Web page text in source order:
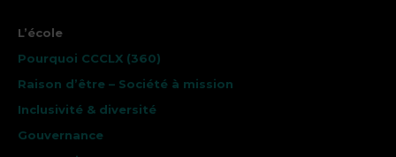
L’école
Pourquoi CCCLX (360)
Raison d’être – Société à mission
Inclusivité & diversité
Gouvernance